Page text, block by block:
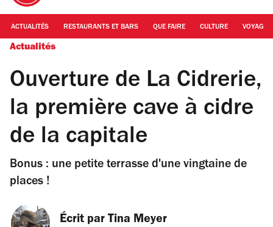
ACTUALITÉS RESTAURANTS ET BARS QUE FAIRE CULTURE VOYAGE
Actualités
Ouverture de La Cidrerie,
la première cave à cidre
de la capitale
Bonus : une petite terrasse d'une vingtaine de
places !
Écrit par Tina Meyer